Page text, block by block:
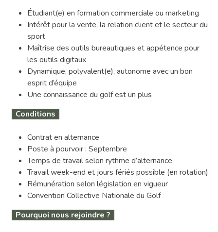
Étudiant(e) en formation commerciale ou marketing
Intérêt pour la vente, la relation client et le secteur du
sport
Maîtrise des outils bureautiques et appétence pour
les outils digitaux
Dynamique, polyvalent(e), autonome avec un bon
esprit d’équipe
Une connaissance du golf est un plus
Conditions
Contrat en alternance
Poste à pourvoir : Septembre
Temps de travail selon rythme d’alternance
Travail week-end et jours fériés possible (en rotation)
Rémunération selon législation en vigueur
Convention Collective Nationale du Golf
Pourquoi nous rejoindre ?